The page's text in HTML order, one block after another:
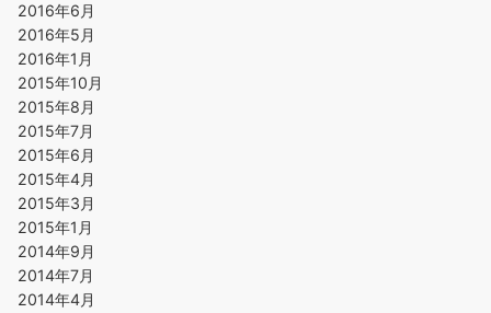
2016年6月
2016年5月
2016年1月
2015年10月
2015年8月
2015年7月
2015年6月
2015年4月
2015年3月
2015年1月
2014年9月
2014年7月
2014年4月